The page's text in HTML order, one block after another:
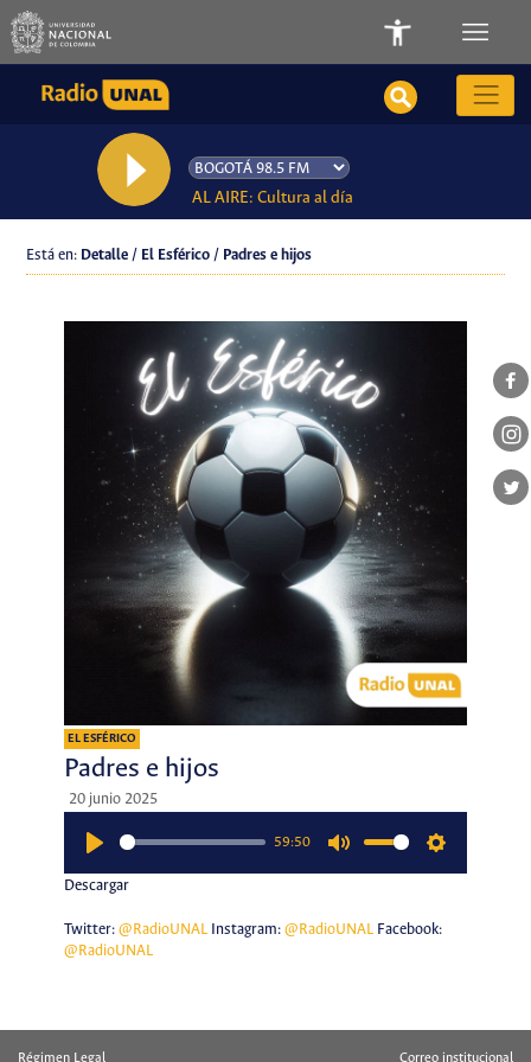
AL AIRE: Cultura al día
Está en: Detalle / El Esférico / Padres e hijos
EL ESFÉRICO
Padres e hijos
20 junio 2025
59:50
Descargar
Twitter: @RadioUNALInstagram: @RadioUNALFacebook:
@RadioUNAL
Régimen Legal Correo institucional